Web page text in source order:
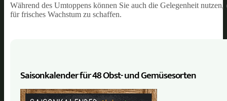
Während des Umtoppens können Sie auch die Gelegenheit
für frisches Wachstum zu schaffen.
Saisonkalender für 48 Obst- und Gemüse­sorten